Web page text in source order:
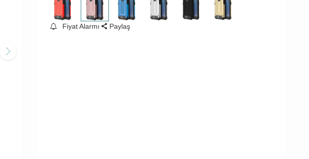
Fiyat Alarmı Paylaş